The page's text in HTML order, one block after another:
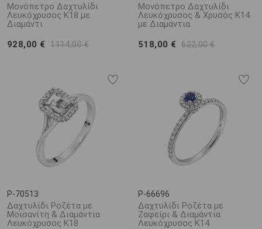
Μονόπετρο Δαχτυλίδι
Λευκόχρυσος Κ18 με
Διαμάντι
928,00 € 1114,00 €
Μονόπετρο Δαχτυλίδι
Λευκόχρυσος & Χρυσός Κ14
με Διαμάντια
518,00 € 622,00 €
P-70513
Δαχτυλίδι Ροζέτα με
Μοϊσανίτη & Διαμάντια
Λευκόχρυσος Κ18
P-66696
Δαχτυλίδι Ροζέτα με
Ζαφείρι & Διαμάντια
Λευκόχρυσος Κ14